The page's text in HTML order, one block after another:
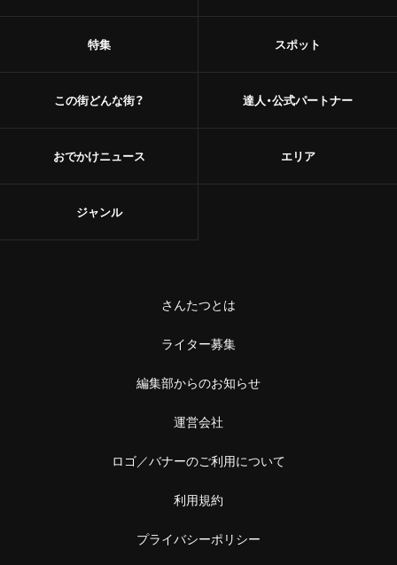
特集
この街どんな街？
おでかけニュース
スポット
達人・公式パートナー
エリア
ジャンル
さんたつとは
ライター募集
編集部からのお知らせ
運営会社
ロゴ／バナーのご利用について
利用規約
プライバシーポリシー